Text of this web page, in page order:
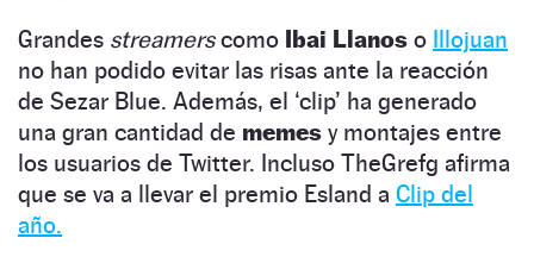
Grandes streamerscomo Ibai Llanos o Illojuan
no han podido evitar las risas ante la reacción
de Sezar Blue. Además, el ‘clip’ ha generado
una gran cantidad de memes y montajes entre
los usuarios de Twitter. Incluso TheGrefg afirma
que se va a llevar el premio Esland a Clip del
año.